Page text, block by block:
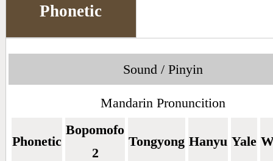
Phonetic
Sound / Pinyin
Mandarin Pronuncition
Phonetic
Bopomofo
2
Tongyong Hanyu Yale